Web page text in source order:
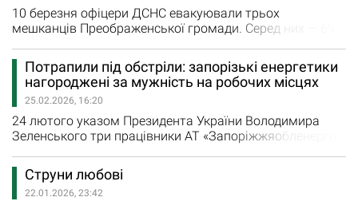
10 березня офіцери ДСНС евакуювали трьох
мешканців Преображенської громади. Серед них — 69-
привезли в транзитний центр, де вона змогла
відпочити від безкінечних вибухів. А через кілька днів
рятувальники доставили маломобільній жінці ходунки
і крісло колісне, щоб вона могла пересуватися за
межами своєї…
Потрапили під обстріли: запорізькі енергетики
нагороджені за мужність на робочих місцях
25.02.2026, 16:20
24 лютого указом Президента України Володимира
Зеленського три працівники АТ «Запоріжжяобленерго»
зазначено в документі, «за вагомий внесок у розвиток і
забезпечення діяльності енергетичного комплексу в
умовах воєнного стану, особисту мужність і
Струни любові
22.01.2026, 23:42